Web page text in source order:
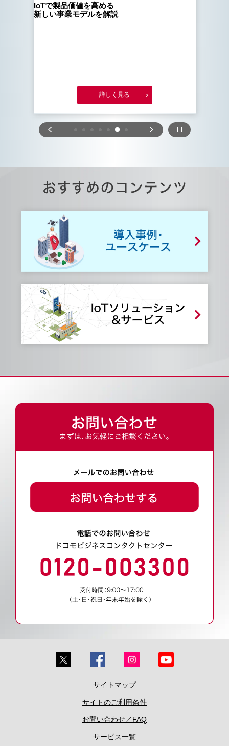
IoTで製品価値を高める
新しい事業モデルを解説
詳しく見る
サイトマップ
サイトのご利用条件
お問い合わせ／FAQ
サービス一覧